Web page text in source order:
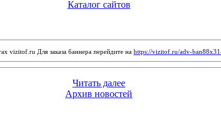
Каталог сайтов
vizitof.ru Для заказа баннера перейдите на https://vizitof.ru/adv-
Читать далее
Архив новостей